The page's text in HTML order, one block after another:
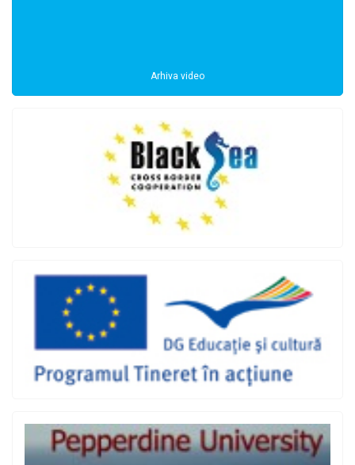
Arhiva video